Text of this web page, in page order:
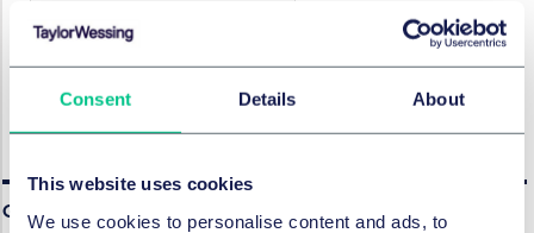
Consent Details About
This website uses cookies
We use cookies to personalise content and ads, to
Außenhandelsrecht
Global